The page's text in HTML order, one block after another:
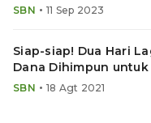
SBN • 11 Sep 2023
Siap-siap! Dua Hari
Dana Dihimpun untuk
SBN • 18 Agt 2021